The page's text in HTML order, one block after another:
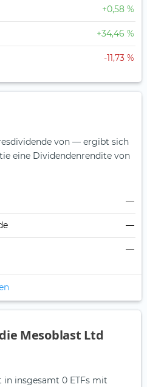
+0,58 %
+34,46 %
-11,73 %
von — ergibt sich
eine Dividendenrendite von
—
—
—
Mesoblast Ltd
in insgesamt 0 ETFs mit